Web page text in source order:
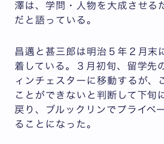
澤は、学問・人物を大成させる
だと語っている。
昌邁と甚三郎は明治５年２月末
着している。３月初旬、留学先
ィンチェスターに移動するが、
ことができないと判断して下旬
戻り、ブルックリンでプライベ
ることになった。